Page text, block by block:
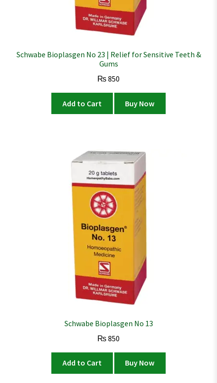
Schwabe Bioplasgen No 23 | Relief for Sensitive Teeth &
Gums
₨ 850
Add to Cart Buy Now
Schwabe Bioplasgen No 13
₨ 850
Add to Cart Buy Now